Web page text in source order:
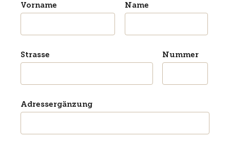
Vorname Name
Strasse Nummer
Adressergänzung